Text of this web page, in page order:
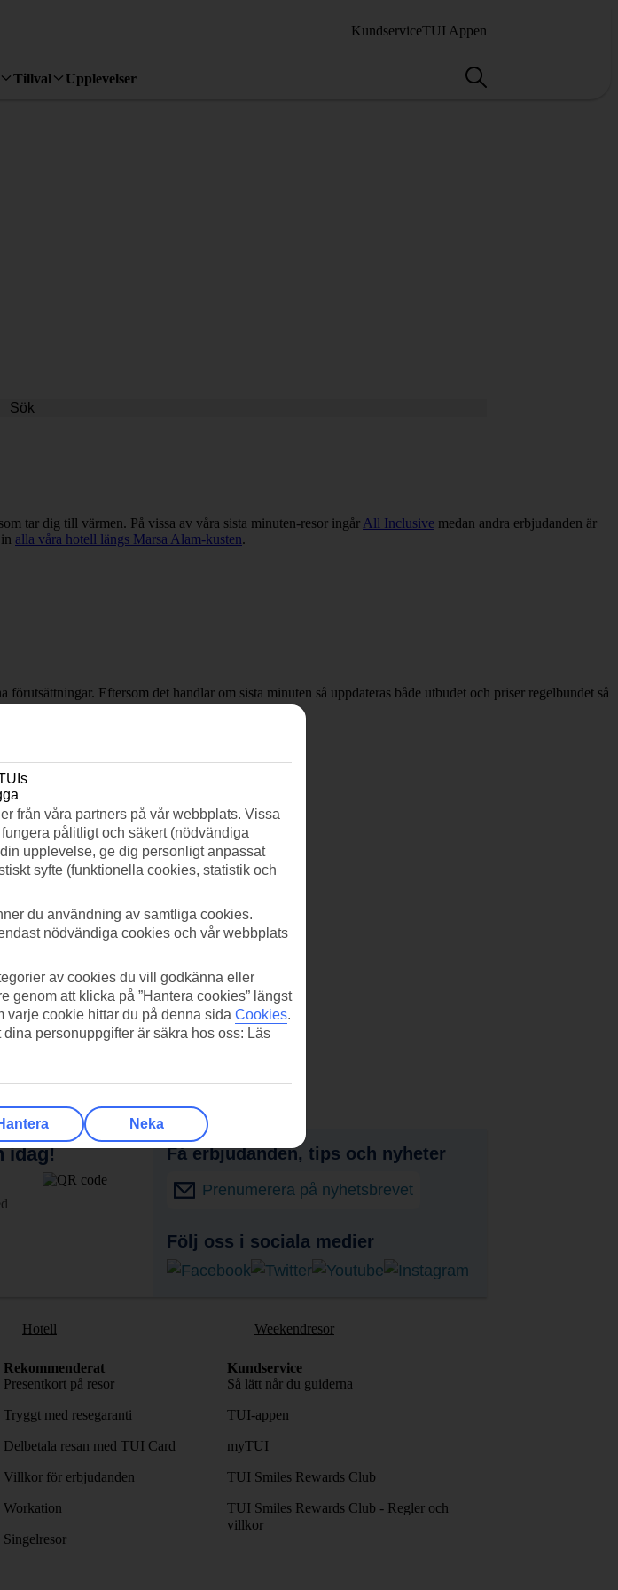
KundserviceTUI Appen
Tillval Upplevelser
Sök
tar dig till värmen. På vissa av våra sista minuten-resor ingår All Inclusive medan andra erbjudanden är
alla våra hotell längs Marsa Alam-kusten.
Eftersom det handlar om sista minuten så uppdateras både utbudet och priser regelbundet så
idag! Få erbjudanden, tips och nyheter
Prenumerera på nyhetsbrevet
Följ oss i sociala medier
Hotell Weekendresor
Rekommenderat
Presentkort på resor
Tryggt med resegaranti
Delbetala resan med TUI Card
Villkor för erbjudanden
Workation
Singelresor
Kundservice
Så lätt når du guiderna
TUI-appen
myTUI
TUI Smiles Rewards Club
TUI Smiles Rewards Club - Regler och
villkor
från våra partners på vår webbplats. Vissa
pålitligt och säkert (nödvändiga
upplevelse, ge dig personligt anpassat
syfte (funktionella cookies, statistik och
du användning av samtliga cookies.
nödvändiga cookies och vår webbplats
av cookies du vill godkänna eller
genom att klicka på ”Hantera cookies” längst
varje cookie hittar du på denna sida Cookies.
personuppgifter är säkra hos oss: Läs
Neka